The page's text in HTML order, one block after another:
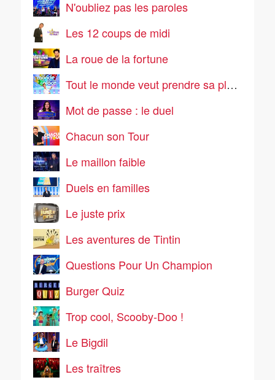
N'oubliez pas les paroles
Les 12 coups de midi
La roue de la fortune
Tout le monde veut prendre sa place
Mot de passe : le duel
Chacun son Tour
Le maillon faible
Duels en familles
Le juste prix
Les aventures de Tintin
Questions Pour Un Champion
Burger Quiz
Trop cool, Scooby-Doo !
Le Bigdil
Les traîtres